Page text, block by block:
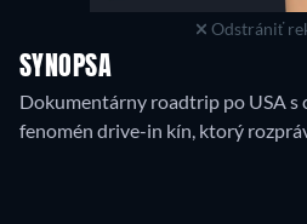
Odstrániť
SYNOPSA
Dokumentárny roadtrip po USA s
fenomén drive-in kín, ktorý